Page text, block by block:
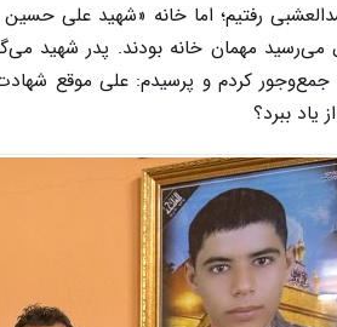
رفتیم؛ اما خانه «شهید علی حسین
سن‌شان به ۱۷ سال می‌رسید مهمان خانه
یاد ببرد؟